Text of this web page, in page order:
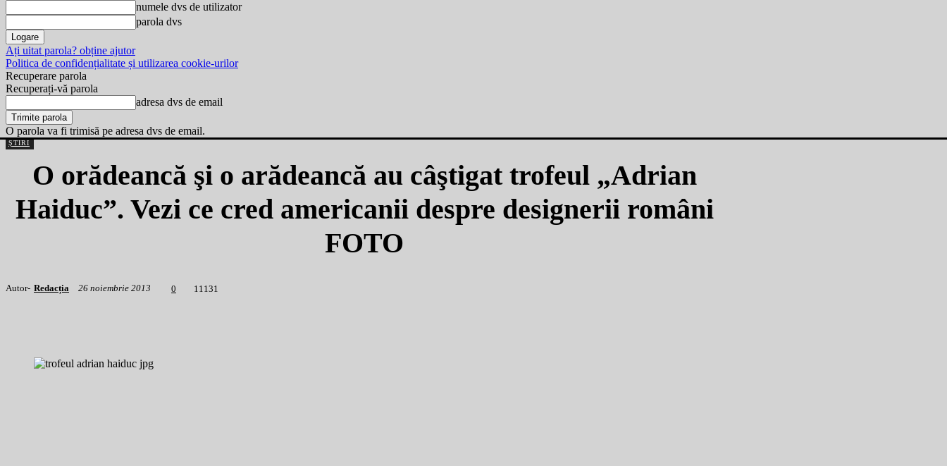
numele dvs de utilizator
parola dvs
Ați uitat parola? obține ajutor
Politica de confidențialitate și utilizarea cookie-urilor
Recuperare parola
Recuperați-vă parola
adresa dvs de email
O parola va fi trimisă pe adresa dvs de email.
ȘTIRI
O orădeancă şi o arădeancă au câştigat trofeul „Adrian
Haiduc”. Vezi ce cred americanii despre designerii români
FOTO
Autor- Redacția 26 noiembrie 2013 0 1 1131